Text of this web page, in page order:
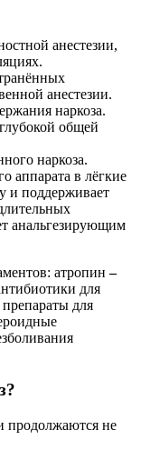
анестезии,
анестезии.
наркоза.
общей
наркоза.
аппарата в лёгкие
и поддерживает
анальгезирующим
атропин–
для
для
продолжаются не